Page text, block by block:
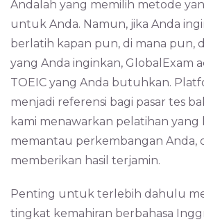
Andalah yang memilih metode
untuk Anda. Namun, jika Anda
berlatih kapan pun, di mana pun,
yang Anda inginkan, GlobalExam
TOEIC yang Anda butuhkan.
menjadi referensi bagi pasar tes
kami menawarkan pelatihan yang
memantau perkembangan Anda,
memberikan hasil terjamin.
Penting untuk terlebih dahulu
tingkat kemahiran berbahasa